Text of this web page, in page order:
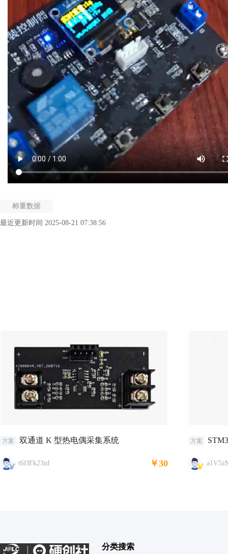
称重数据
最近更新时间 2025-08-21 07:38:56
方案 双通道 K 型热电偶采集系统
t6fJFk23nf ￥30
方案
分类搜索